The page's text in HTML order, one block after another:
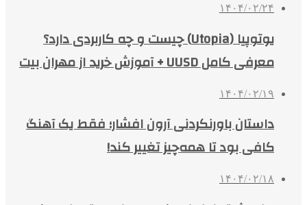
۱۴۰۴/۰۲/۲۴
یوتوپیا (Utopia) چیست و چه کاربردی دارد؟
معرفی کامل UUSD + آموزش خرید از مهران بیت
۱۴۰۴/۰۲/۱۹
داستان باورنکردنی آرون افشار؛ فقط یک آهنگ
کافی بود تا همه‌چیز تغییر کند!
۱۴۰۴/۰۲/۱۸